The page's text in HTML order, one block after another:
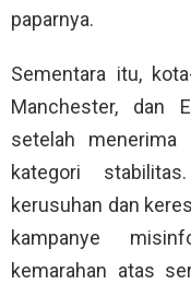
paparnya.
Sementara itu,
Manchester, dan
setelah
kategori
kerusuhan dan
kampanye
kemarahan atas